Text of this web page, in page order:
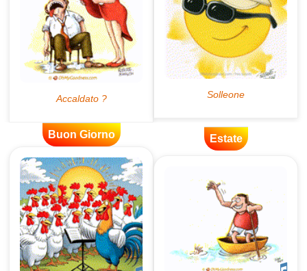
Buon Giorno Estate